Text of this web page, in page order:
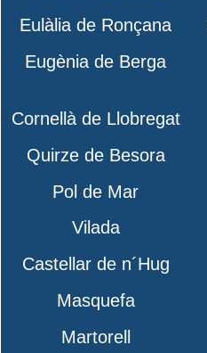
Eulàlia de Ronçana
Eugènia de Berga
Cornellà de Llobregat
Quirze de Besora
Pol de Mar
Vilada
Castellar de n´Hug
Masquefa
Martorell